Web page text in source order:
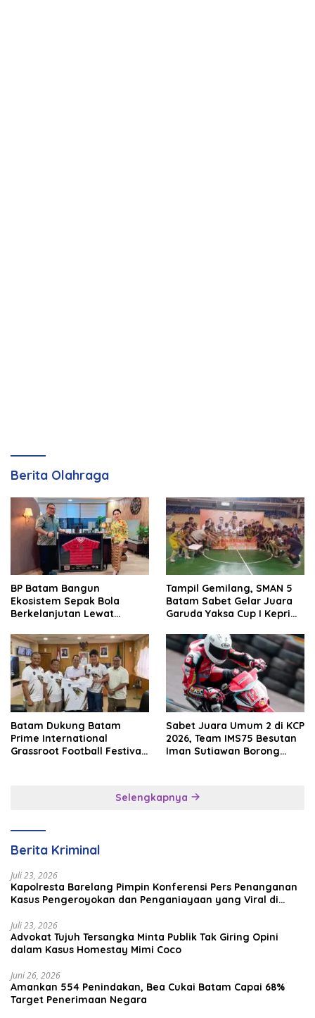
Berita Olahraga
BP Batam Bangun
Ekosistem Sepak Bola
Berkelanjutan Lewat
Tampil Gemilang, SMAN 5
Batam Sabet Gelar Juara
Garuda Yaksa Cup I Kepri
Batam Dukung Batam
Prime International
Grassroot Football Festival
Sabet Juara Umum 2 di KCP
2026, Team IMS75 Besutan
Iman Sutiawan Borong
Selengkapnya
Berita Kriminal
Juli 23, 2026
Kapolresta Barelang Pimpin Konferensi Pers Penanganan
Kasus Pengeroyokan dan Penganiayaan yang Viral di
Juli 23, 2026
Advokat Tujuh Tersangka Minta Publik Tak Giring Opini
dalam Kasus Homestay Mimi Coco
Juni 26, 2026
Amankan 554 Penindakan, Bea Cukai Batam Capai 68%
Target Penerimaan Negara